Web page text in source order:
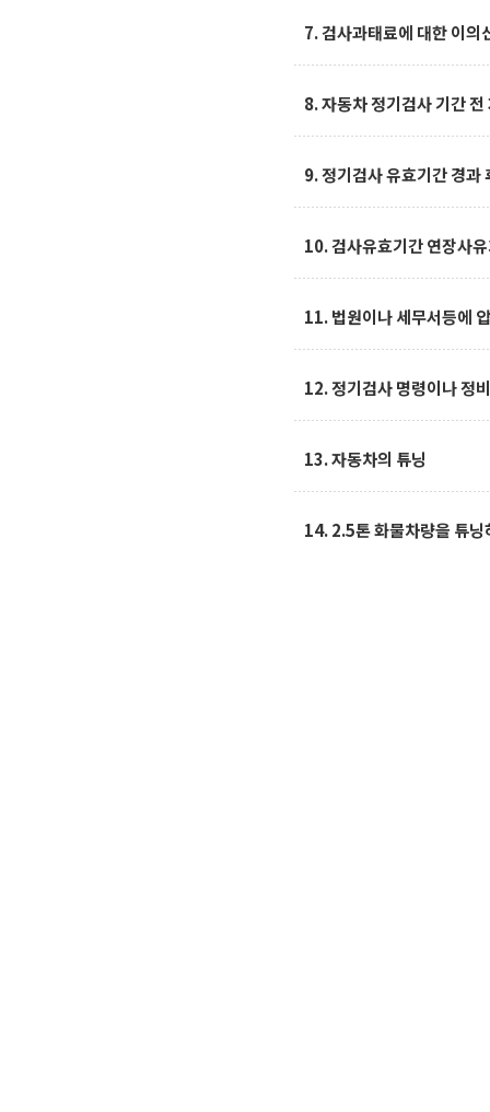
7. 검사과태료에 대한 이의
8. 자동차 정기검사 기간
9. 정기검사 유효기간 경과
10. 검사유효기간 연장사
11. 법원이나 세무서등에
12. 정기검사 명령이나 정
13. 자동차의 튜닝
14. 2.5톤 화물차량을 튜닝